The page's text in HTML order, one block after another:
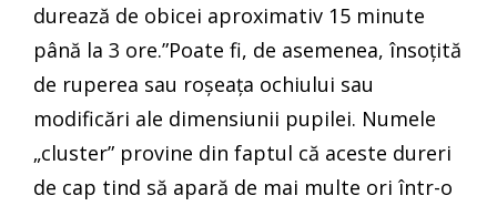
durează de obicei aproximativ 15 minute
până la 3 ore.”Poate fi, de asemenea, însoțită
de ruperea sau roșeața ochiului sau
modificări ale dimensiunii pupilei. Numele
„cluster” provine din faptul că aceste dureri
de cap tind să apară de mai multe ori într-o